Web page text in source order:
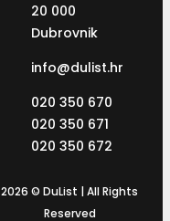
20 000
Dubrovnik
info@dulist.hr
020 350 670
020 350 671
020 350 672
2026 © DuList | All Rights
Reserved